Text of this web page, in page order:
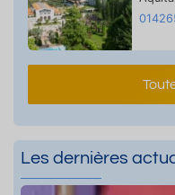
Les dernières